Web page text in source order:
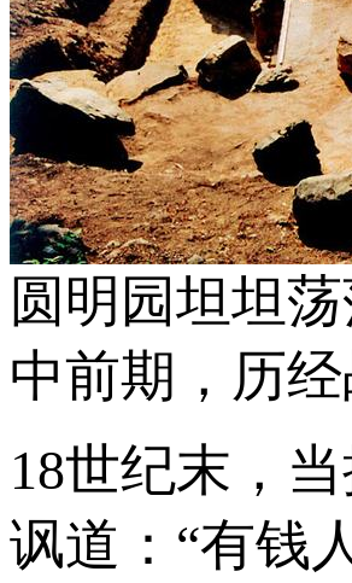
圆明园坦坦
中前期，历
18世纪末，
讽道：“有钱